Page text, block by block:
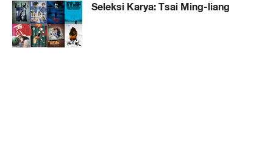
Seleksi Karya: Tsai Ming-liang